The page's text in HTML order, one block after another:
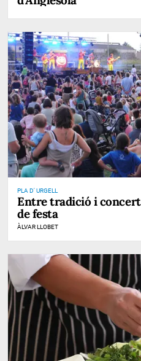
PLA D' URGELL
Entre tradició i
de festa
ÀLVAR LLOBET